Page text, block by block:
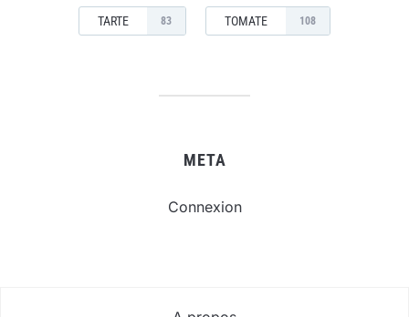
TARTE 83 TOMATE 108
META
Connexion